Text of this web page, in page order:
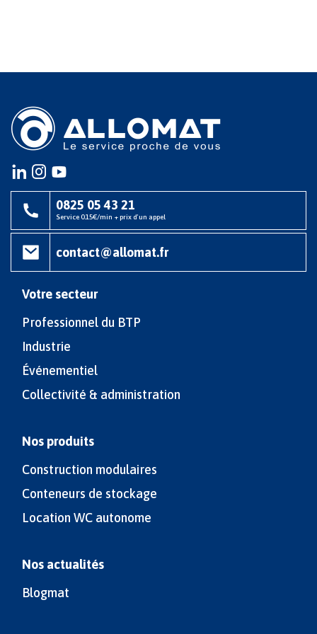
Instagram
instagram
youtube
0825 05 43 21
Service 0.15€/min + prix d'un appel
contact@allomat.fr
Votre secteur
Professionnel du BTP
Industrie
Événementiel
Collectivité & administration
Nos produits
Construction modulaires
Conteneurs de stockage
Location WC autonome
Nos actualités
Blogmat